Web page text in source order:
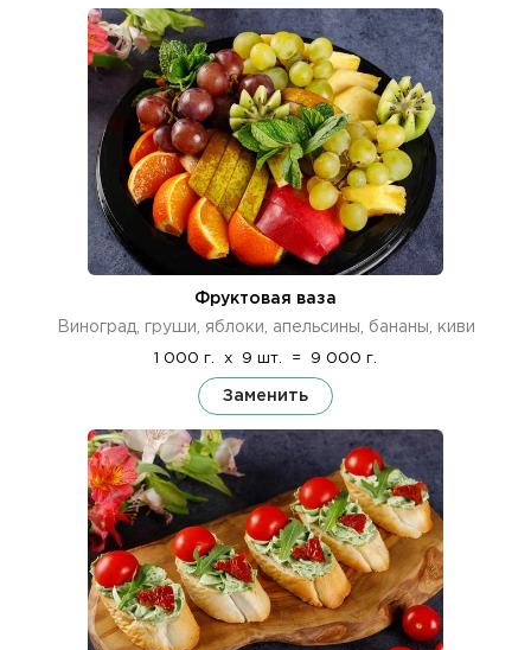
Фруктовая ваза
Виноград, груши, яблоки, апельсины, бананы, киви
1 000 г. x 9 шт. = 9 000 г.
Заменить